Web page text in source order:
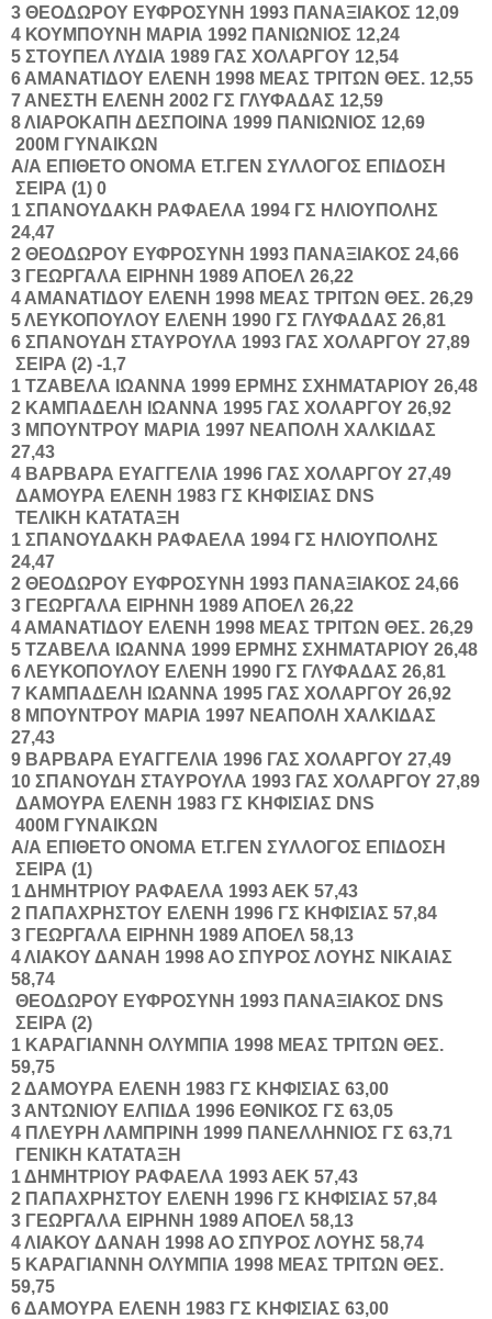
3 ΘΕΟΔΩΡΟΥ ΕΥΦΡΟΣΥΝΗ 1993 ΠΑΝΑΞΙΑΚΟΣ 12,09
4 ΚΟΥΜΠΟΥΝΗ ΜΑΡΙΑ 1992 ΠΑΝΙΩΝΙΟΣ 12,24
5 ΣΤΟΥΠΕΛ ΛΥΔΙΑ 1989 ΓΑΣ ΧΟΛΑΡΓΟΥ 12,54
6 ΑΜΑΝΑΤΙΔΟΥ ΕΛΕΝΗ 1998 ΜΕΑΣ ΤΡΙΤΩΝ ΘΕΣ. 12,55
7 ΑΝΕΣΤΗ ΕΛΕΝΗ 2002 ΓΣ ΓΛΥΦΑΔΑΣ 12,59
8ΛΙΑΡΟΚΑΠΗ ΔΕΣΠΟΙΝΑ 1999 ΠΑΝΙΩΝΙΟΣ 12,69
200Μ ΓΥΝΑΙΚΩΝ
Α/Α ΕΠΙΘΕΤΟ ΟΝΟΜΑ ΕΤ.ΓΕΝ ΣΥΛΛΟΓΟΣ ΕΠΙΔΟΣΗ
ΣΕΙΡΑ (1) 0
1 ΣΠΑΝΟΥΔΑΚΗ ΡΑΦΑΕΛΑ 1994 ΓΣ ΗΛΙΟΥΠΟΛΗΣ
24,47
2 ΘΕΟΔΩΡΟΥ ΕΥΦΡΟΣΥΝΗ 1993 ΠΑΝΑΞΙΑΚΟΣ 24,66
3 ΓΕΩΡΓΑΛΑ ΕΙΡΗΝΗ 1989 ΑΠΟΕΛ 26,22
4 ΑΜΑΝΑΤΙΔΟΥ ΕΛΕΝΗ 1998 ΜΕΑΣ ΤΡΙΤΩΝ ΘΕΣ. 26,29
5ΛΕΥΚΟΠΟΥΛΟΥ ΕΛΕΝΗ 1990 ΓΣ ΓΛΥΦΑΔΑΣ 26,81
6 ΣΠΑΝΟΥΔΗ ΣΤΑΥΡΟΥΛΑ 1993 ΓΑΣ ΧΟΛΑΡΓΟΥ 27,89
ΣΕΙΡΑ (2) -1,7
1 ΤΖΑΒΕΛΑ ΙΩΑΝΝΑ 1999 ΕΡΜΗΣ ΣΧΗΜΑΤΑΡΙΟΥ 26,48
2 ΚΑΜΠΑΔΕΛΗ ΙΩΑΝΝΑ 1995 ΓΑΣ ΧΟΛΑΡΓΟΥ 26,92
3 ΜΠΟΥΝΤΡΟΥ ΜΑΡΙΑ 1997 ΝΕΑΠΟΛΗ ΧΑΛΚΙΔΑΣ
27,43
4 ΒΑΡΒΑΡΑ ΕΥΑΓΓΕΛΙΑ 1996 ΓΑΣ ΧΟΛΑΡΓΟΥ 27,49
ΔΑΜΟΥΡΑ ΕΛΕΝΗ 1983 ΓΣ ΚΗΦΙΣΙΑΣ DNS
ΤΕΛΙΚΗ ΚΑΤΑΤΑΞΗ
1 ΣΠΑΝΟΥΔΑΚΗ ΡΑΦΑΕΛΑ 1994 ΓΣ ΗΛΙΟΥΠΟΛΗΣ
24,47
2 ΘΕΟΔΩΡΟΥ ΕΥΦΡΟΣΥΝΗ 1993 ΠΑΝΑΞΙΑΚΟΣ 24,66
3 ΓΕΩΡΓΑΛΑ ΕΙΡΗΝΗ 1989 ΑΠΟΕΛ 26,22
4 ΑΜΑΝΑΤΙΔΟΥ ΕΛΕΝΗ 1998 ΜΕΑΣ ΤΡΙΤΩΝ ΘΕΣ. 26,29
5 ΤΖΑΒΕΛΑ ΙΩΑΝΝΑ 1999 ΕΡΜΗΣ ΣΧΗΜΑΤΑΡΙΟΥ 26,48
6ΛΕΥΚΟΠΟΥΛΟΥ ΕΛΕΝΗ 1990 ΓΣ ΓΛΥΦΑΔΑΣ 26,81
7 ΚΑΜΠΑΔΕΛΗ ΙΩΑΝΝΑ 1995 ΓΑΣ ΧΟΛΑΡΓΟΥ 26,92
8 ΜΠΟΥΝΤΡΟΥ ΜΑΡΙΑ 1997 ΝΕΑΠΟΛΗ ΧΑΛΚΙΔΑΣ
27,43
9 ΒΑΡΒΑΡΑ ΕΥΑΓΓΕΛΙΑ 1996 ΓΑΣ ΧΟΛΑΡΓΟΥ 27,49
10 ΣΠΑΝΟΥΔΗ ΣΤΑΥΡΟΥΛΑ 1993 ΓΑΣ ΧΟΛΑΡΓΟΥ 27,89
ΔΑΜΟΥΡΑ ΕΛΕΝΗ 1983 ΓΣ ΚΗΦΙΣΙΑΣ DNS
400Μ ΓΥΝΑΙΚΩΝ
Α/Α ΕΠΙΘΕΤΟ ΟΝΟΜΑ ΕΤ.ΓΕΝ ΣΥΛΛΟΓΟΣ ΕΠΙΔΟΣΗ
ΣΕΙΡΑ (1)
1ΔΗΜΗΤΡΙΟΥ ΡΑΦΑΕΛΑ 1993 ΑΕΚ 57,43
2 ΠΑΠΑΧΡΗΣΤΟΥ ΕΛΕΝΗ 1996 ΓΣ ΚΗΦΙΣΙΑΣ 57,84
3 ΓΕΩΡΓΑΛΑ ΕΙΡΗΝΗ 1989 ΑΠΟΕΛ 58,13
4ΛΙΑΚΟΥΔΑΝΑΗ 1998 ΑΟ ΣΠΥΡΟΣ ΛΟΥΗΣ ΝΙΚΑΙΑΣ
58,74
ΘΕΟΔΩΡΟΥ ΕΥΦΡΟΣΥΝΗ 1993 ΠΑΝΑΞΙΑΚΟΣ DNS
ΣΕΙΡΑ (2)
1 ΚΑΡΑΓΙΑΝΝΗ ΟΛΥΜΠΙΑ 1998 ΜΕΑΣ ΤΡΙΤΩΝ ΘΕΣ.
59,75
2ΔΑΜΟΥΡΑ ΕΛΕΝΗ 1983 ΓΣ ΚΗΦΙΣΙΑΣ 63,00
3 ΑΝΤΩΝΙΟΥ ΕΛΠΙΔΑ 1996 ΕΘΝΙΚΟΣ ΓΣ 63,05
4 ΠΛΕΥΡΗ ΛΑΜΠΡΙΝΗ 1999 ΠΑΝΕΛΛΗΝΙΟΣ ΓΣ 63,71
ΓΕΝΙΚΗ ΚΑΤΑΤΑΞΗ
1ΔΗΜΗΤΡΙΟΥ ΡΑΦΑΕΛΑ 1993 ΑΕΚ 57,43
2 ΠΑΠΑΧΡΗΣΤΟΥ ΕΛΕΝΗ 1996 ΓΣ ΚΗΦΙΣΙΑΣ 57,84
3 ΓΕΩΡΓΑΛΑ ΕΙΡΗΝΗ 1989 ΑΠΟΕΛ 58,13
4ΛΙΑΚΟΥΔΑΝΑΗ 1998 ΑΟ ΣΠΥΡΟΣ ΛΟΥΗΣ 58,74
5 ΚΑΡΑΓΙΑΝΝΗ ΟΛΥΜΠΙΑ 1998 ΜΕΑΣ ΤΡΙΤΩΝ ΘΕΣ.
59,75
6ΔΑΜΟΥΡΑ ΕΛΕΝΗ 1983 ΓΣ ΚΗΦΙΣΙΑΣ 63,00